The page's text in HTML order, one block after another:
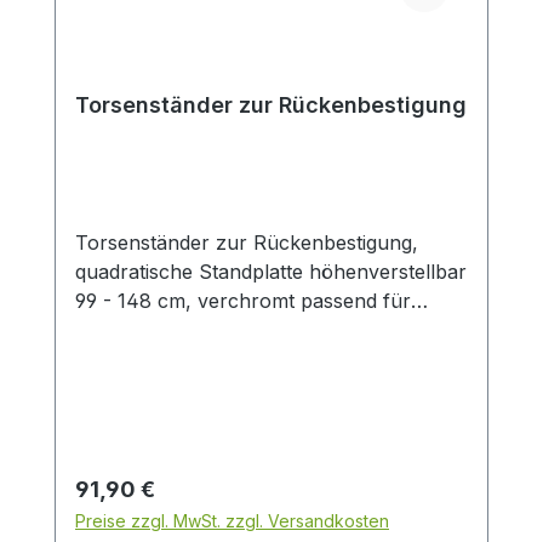
Torsenständer zur Rückenbestigung
Torsenständer zur Rückenbestigung,
quadratische Standplatte höhenverstellbar
99 - 148 cm, verchromt passend für
Regulärer Preis:
91,90 €
Preise zzgl. MwSt. zzgl. Versandkosten